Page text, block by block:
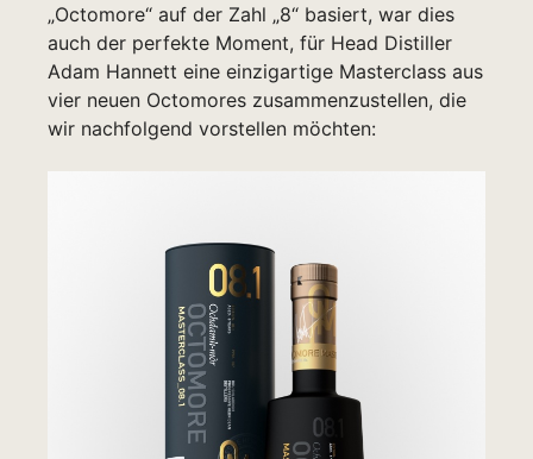
„Octomore“ auf der Zahl „8“ basiert, war dies
auch der perfekte Moment, für Head Distiller
Adam Hannett eine einzigartige Masterclass aus
vier neuen Octomores zusammenzustellen, die
wir nachfolgend vorstellen möchten: